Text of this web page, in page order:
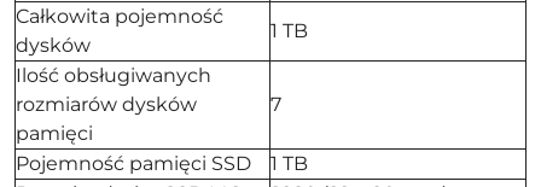
Całkowita pojemność
dysków
1 TB
Ilość obsługiwanych
rozmiarów dysków
pamięci
7
Pojemność pamięci SSD
1 TB